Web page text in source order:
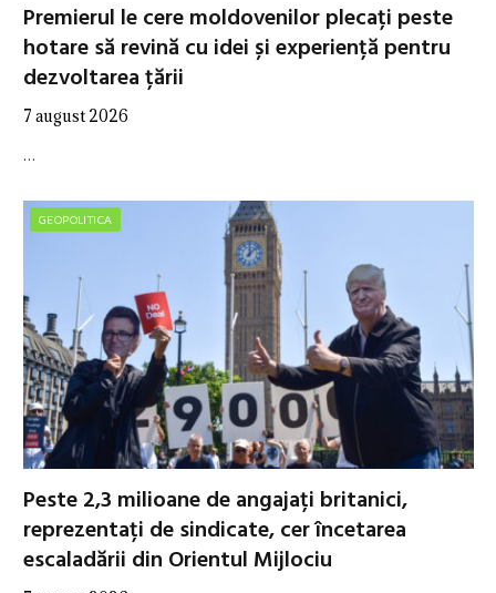
Premierul le cere moldovenilor plecați peste
hotare să revină cu idei și experiență pentru
dezvoltarea țării
7 august 2026
…
GEOPOLITICA
Peste 2,3 milioane de angajați britanici,
reprezentați de sindicate, cer încetarea
escaladării din Orientul Mijlociu